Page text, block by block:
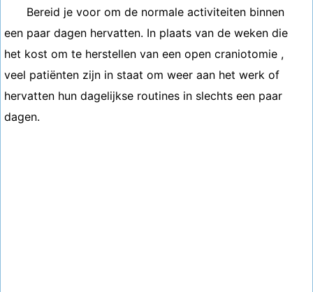
Bereid je voor om de normale activiteiten binnen
een paar dagen hervatten. In plaats van de weken die
het kost om te herstellen van een open craniotomie ,
veel patiënten zijn in staat om weer aan het werk of
hervatten hun dagelijkse routines in slechts een paar
dagen.